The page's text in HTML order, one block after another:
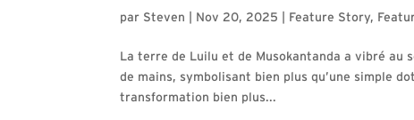
par Steven Nov 20, 2025 Feature Story,
La terre de Luilu et de Musokantanda a vibré au
de mains, symbolisant bien plus qu’une simple
transformation bien plus...